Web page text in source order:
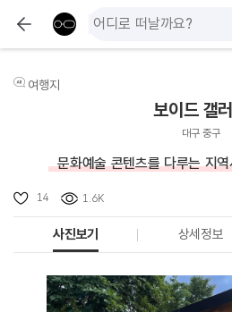
여행지
보이드 갤
대구 중구
문화예술 콘텐츠를 다루는 지
14 1.6K
사진보기 상세정보